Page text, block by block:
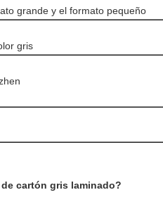
grande y el formato pequeño
gris
cartón gris laminado?